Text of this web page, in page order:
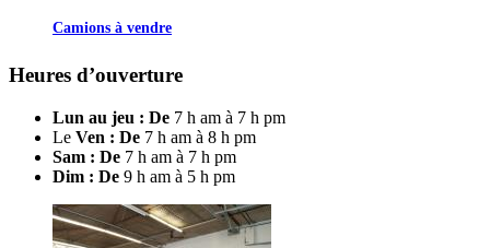
Camions à vendre
Heures d’ouverture
Lun au jeu : De 7 h am à 7 h pm
Le Ven : De 7 h am à 8 h pm
Sam : De 7 h am à 7 h pm
Dim : De 9 h am à 5 h pm